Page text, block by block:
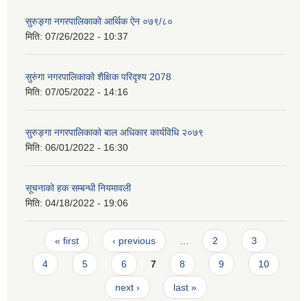
सुरुङ्गा नगरपालिकाको आर्थिक ऐन ०७९/८०
मिति: 07/26/2022 - 10:37
सुरुंगा नगरपालिकाको शैक्षिक परिदृश्य 2078
मिति: 07/05/2022 - 14:16
सुरुङ्गा नगरपालिकाको बाल अधिकार कार्यविधि २०७९
मिति: 06/01/2022 - 16:30
सूचनाको हक सम्बन्धी नियमावली
मिति: 04/18/2022 - 19:06
Pages
« first ‹ previous 2 3
4 5 6 7 8 9 10
next › last »